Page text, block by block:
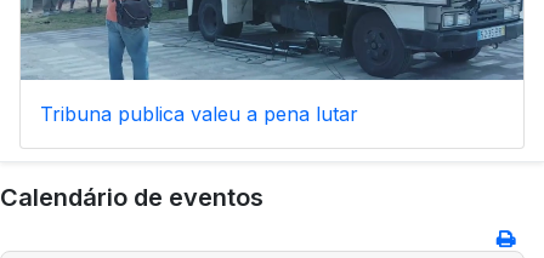
Tribuna publica valeu a pena lutar
Calendário de eventos